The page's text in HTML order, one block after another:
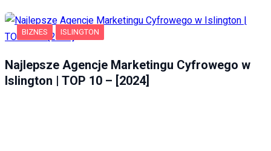
BIZNES ISLINGTON
Najlepsze Agencje Marketingu Cyfrowego w
Islington | TOP 10 – [2024]